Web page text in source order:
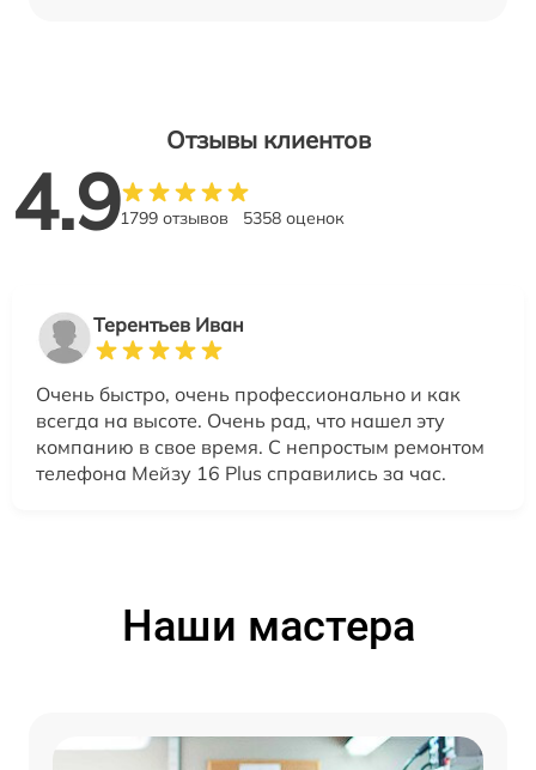
Отзывы клиентов
4.91799 отзывов 5358 оценок
Терентьев Иван
Очень быстро, очень профессионально и как
всегда на высоте. Очень рад, что нашел эту
компанию в свое время. С непростым ремонтом
телефона Мейзу 16 Plus справились за час.
Наши мастера